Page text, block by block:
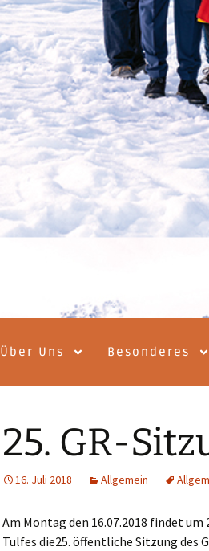
Über Uns Besonderes
25. GR-
16. Juli 2018 Allgemein
Am Montag den 16.07.2018 findet
Tulfes die25. öffentliche Sitzung des